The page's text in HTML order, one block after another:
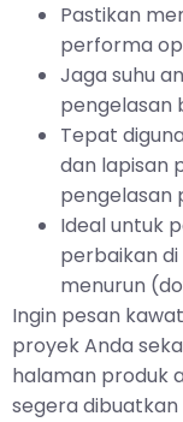
Pastikan
performa
Jaga suhu
pengelasan
Tepat
dan lapisan
pengelasan
Ideal untuk
perbaikan
menurun
Ingin pesan
proyek Anda
halaman produk
segera